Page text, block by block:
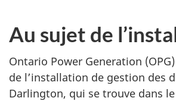
Au sujet de
Ontario Power Generation
de l’installation de gestion des
Darlington, qui se trouve dans